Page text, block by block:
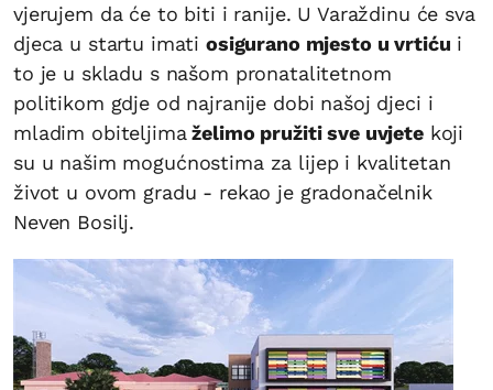
vjerujem da će to biti i ranije. U Varaždinu će sva
djeca u startu imati osigurano mjesto u vrtiću i
to je u skladu s našom pronatalitetnom
politikom gdje od najranije dobi našoj djeci i
mladim obiteljima želimo pružiti sve uvjetekoji
su u našim mogućnostima za lijep i kvalitetan
život u ovom gradu - rekao je gradonačelnik
Neven Bosilj.